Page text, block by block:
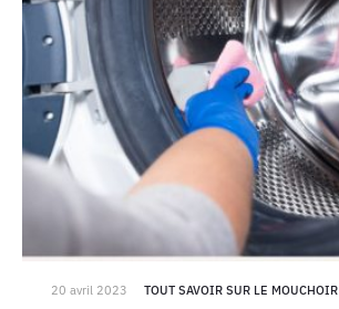
20 avril 2023 TOUT SAVOIR SUR LE MOUCHOIR